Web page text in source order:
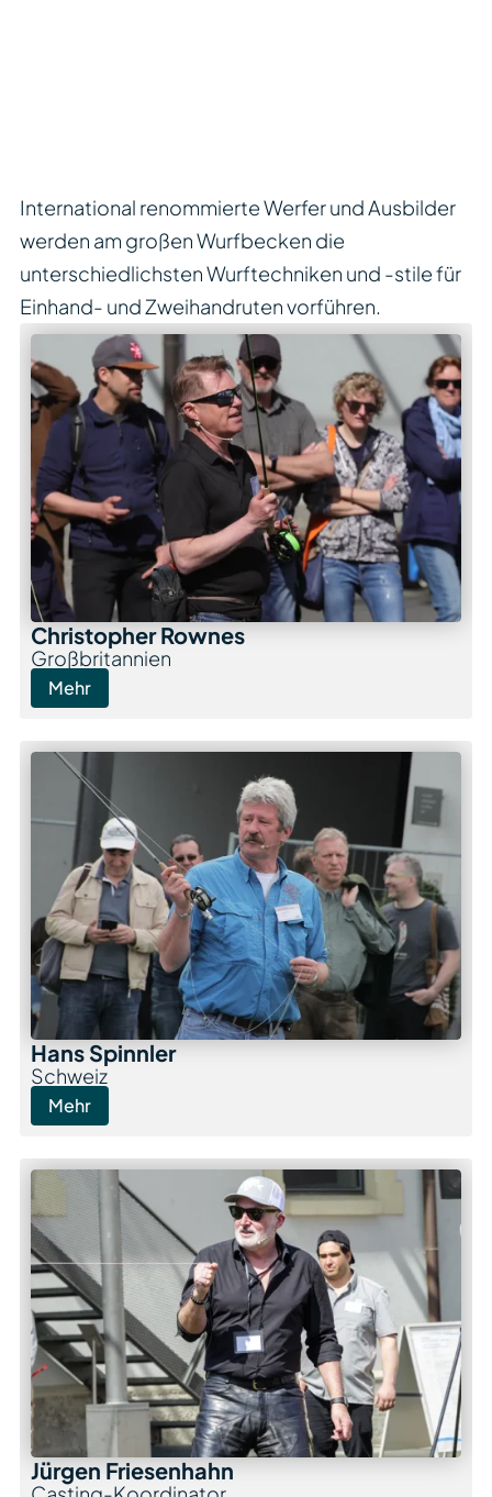
International renommierte Werfer und Ausbilder
werden am großen Wurfbecken die
unterschiedlichsten Wurftechniken und -stile für
Einhand- und Zweihandruten vorführen.
Christopher Rownes
Großbritannien
Mehr
Hans Spinnler
Schweiz
Mehr
Jürgen Friesenhahn